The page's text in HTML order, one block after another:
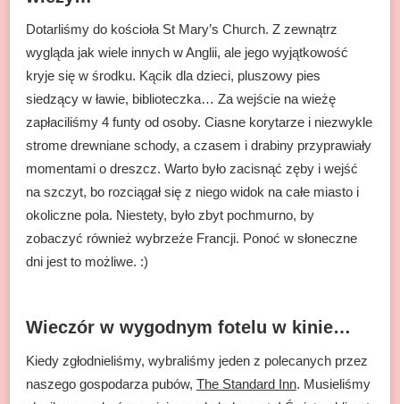
Dotarliśmy do kościoła St Mary’s Church. Z zewnątrz
wygląda jak wiele innych w Anglii, ale jego wyjątkowość
kryje się w środku. Kącik dla dzieci, pluszowy pies
siedzący w ławie, biblioteczka… Za wejście na wieżę
zapłaciliśmy 4 funty od osoby. Ciasne korytarze i niezwykle
strome drewniane schody, a czasem i drabiny przyprawiały
momentami o dreszcz. Warto było zacisnąć zęby i wejść
na szczyt, bo rozciągał się z niego widok na całe miasto i
okoliczne pola. Niestety, było zbyt pochmurno, by
zobaczyć również wybrzeże Francji. Ponoć w słoneczne
dni jest to możliwe. :)
Wieczór w wygodnym fotelu w kinie…
Kiedy zgłodnieliśmy, wybraliśmy jeden z polecanych przez
naszego gospodarza pubów, The Standard Inn. Musieliśmy